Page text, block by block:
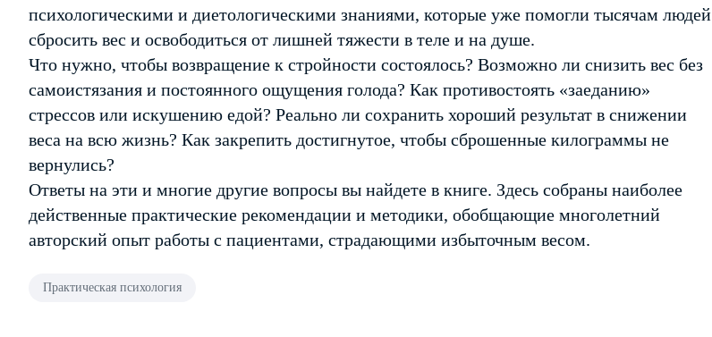
психологическими и диетологическими знаниями, которые уже помогли тысячам людей
сбросить вес и освободиться от лишней тяжести в теле и на душе.
Что нужно, чтобы возвращение к стройности состоялось? Возможно ли снизить вес без
самоистязания и постоянного ощущения голода? Как противостоять «заеданию»
стрессов или искушению едой? Реально ли сохранить хороший результат в снижении
веса на всю жизнь? Как закрепить достигнутое, чтобы сброшенные килограммы не
вернулись?
Ответы на эти и многие другие вопросы вы найдете в книге. Здесь собраны наиболее
действенные практические рекомендации и методики, обобщающие многолетний
авторский опыт работы с пациентами, страдающими избыточным весом.
Практическая психология